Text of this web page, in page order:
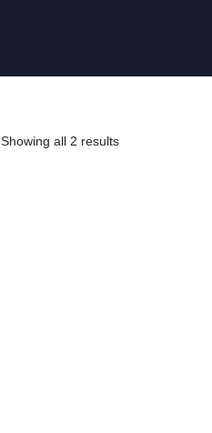
Showing all 2 results